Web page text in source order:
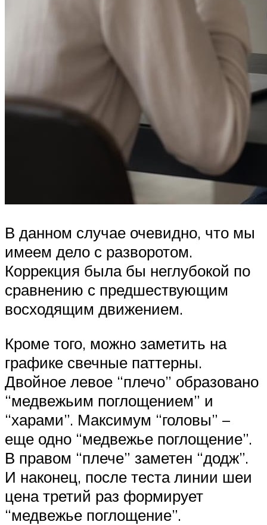
В данном случае очевидно, что мы
имеем дело с разворотом.
Коррекция была бы неглубокой по
сравнению с предшествующим
восходящим движением.
Кроме того, можно заметить на
графике свечные паттерны.
Двойное левое “плечо” образовано
“медвежьим поглощением” и
“харами”. Максимум “головы” –
еще одно “медвежье поглощение”.
В правом “плече” заметен “додж”.
И наконец, после теста линии шеи
цена третий раз формирует
“медвежье поглощение”.